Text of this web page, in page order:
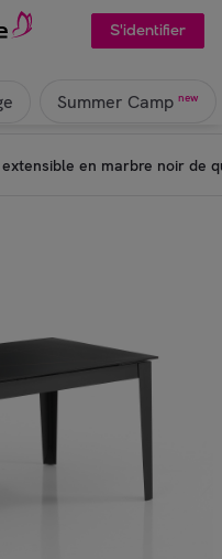
S'identifier
Summer Camp new
extensible en marbre noir de